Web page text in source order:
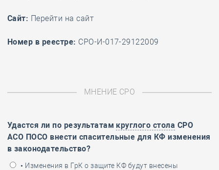
Cайт: Перейти на сайт
Номер в реестре: СРО-И-017-29122009
МНЕНИЕ СРО
Удастся ли по результатам круглого стола СРО
АСО ПОСО внести спасительные для КФ изменения
в законодательство?
• Изменения в ГрК о защите КФ будут внесены